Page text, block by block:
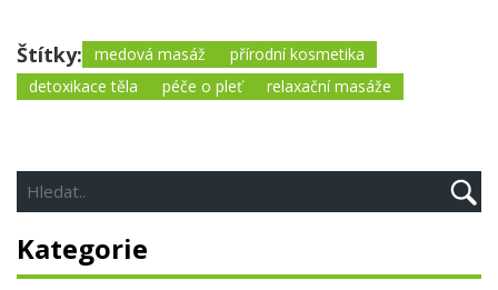
Štítky: medová masáž
přírodní kosmetika
detoxikace těla
péče o pleť relaxační masáže
Kategorie